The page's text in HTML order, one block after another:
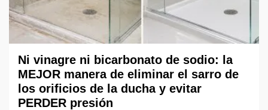
Ni vinagre ni bicarbonato de sodio: la
MEJOR manera de eliminar el sarro de
los orificios de la ducha y evitar
PERDER presión